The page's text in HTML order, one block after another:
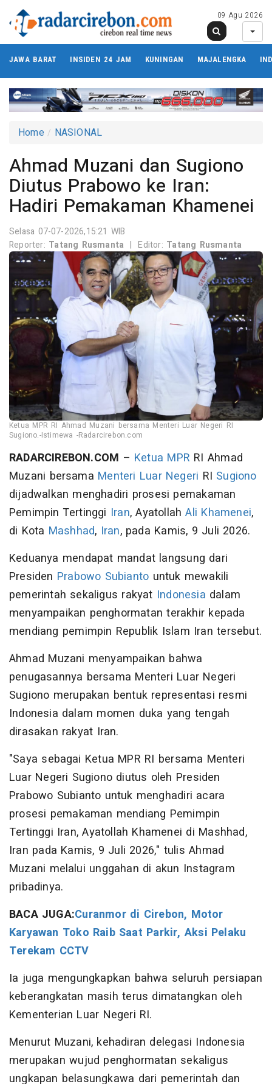
09 Agu 2026
JAWA BARAT INSIDEN 24 JAM KUNINGAN MAJALENGKA
Home NASIONAL
Ahmad Muzani dan Sugiono
Diutus Prabowo ke Iran:
Hadiri Pemakaman Khamenei
Selasa 07-07-2026,15:21 WIB
Reporter: Tatang Rusmanta | Editor: Tatang Rusmanta
Ketua MPR RI Ahmad Muzani bersama Menteri Luar Negeri RI
Sugiono.-Istimewa -Radarcirebon.com
RADARCIREBON.COM – Ketua MPR RI Ahmad
Muzani bersama Menteri Luar Negeri RI Sugiono
dijadwalkan menghadiri prosesi pemakaman
Pemimpin Tertinggi Iran, AyatollahAli Khamenei,
di Kota Mashhad, Iran, pada Kamis, 9 Juli 2026.
Keduanya mendapat mandat langsung dari
Presiden Prabowo Subianto untuk mewakili
pemerintah sekaligus rakyat Indonesia dalam
menyampaikan penghormatan terakhir kepada
mendiang pemimpin Republik Islam Iran tersebut.
Ahmad Muzani menyampaikan bahwa
penugasannya bersama Menteri Luar Negeri
Sugiono merupakan bentuk representasi resmi
Indonesia dalam momen duka yang tengah
dirasakan rakyat Iran.
"Saya sebagai Ketua MPR RI bersama Menteri
Luar Negeri Sugiono diutus oleh Presiden
Prabowo Subianto untuk menghadiri acara
prosesi pemakaman mendiang Pemimpin
Tertinggi Iran, Ayatollah Khamenei di Mashhad,
Iran pada Kamis, 9 Juli 2026," tulis Ahmad
Muzani melalui unggahan di akun Instagram
pribadinya.
BACA JUGA:Curanmor di Cirebon, Motor
Karyawan Toko Raib Saat Parkir, Aksi Pelaku
Terekam CCTV
Ia juga mengungkapkan bahwa seluruh persiapan
keberangkatan masih terus dimatangkan oleh
Kementerian Luar Negeri RI.
Menurut Muzani, kehadiran delegasi Indonesia
merupakan wujud penghormatan sekaligus
ungkapan belasungkawa dari pemerintah dan